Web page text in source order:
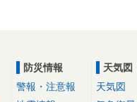
防災情報
警報・注意報
天気図
天気図